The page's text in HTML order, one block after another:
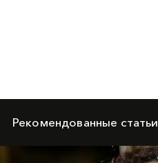
Рекомендованные статьи